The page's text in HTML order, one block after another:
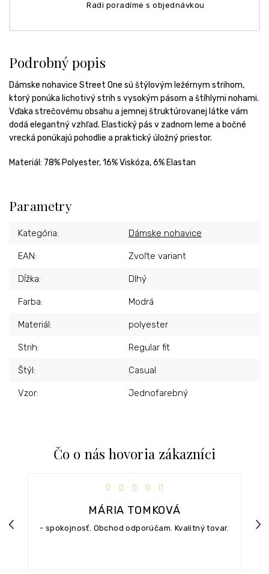
Radi poradíme s objednávkou
Podrobný popis
Dámske nohavice Street One sú štýlovým ležérnym strihom,
ktorý ponúka lichotivý strih s vysokým pásom a štíhlymi nohami.
Vďaka strečovému obsahu a jemnej štruktúrovanej látke vám
dodá elegantný vzhľad. Elastický pás v zadnom leme a bočné
vrecká ponúkajú pohodlie a praktický úložný priestor.
Materiál: 78% Polyester, 16% Viskóza, 6% Elastan
Parametry
Kategória: Dámske nohavice
EAN: Zvoľte variant
Dĺžka: Dlhý
Farba: Modrá
Materiál: polyester
Strih: Regular fit
Štýl: Casual
Vzor: Jednofarebný
Čo o nás hovoria zákazníci
Previous
MÁRIA TOMKOVÁ
Hodnotenie obchodu je 5 z 5 hviezdičiek.
- spokojnosť. Obchod odporúčam. Kvalitný tovar.